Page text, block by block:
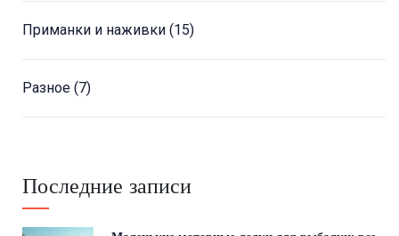
Приманки и наживки (15)
Разное (7)
Последние записи